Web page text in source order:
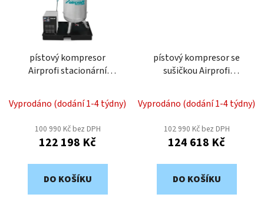
pístový kompresor
Airprofi stacionární
Vyprodáno (dodání 1-4 týdny)
100 990 Kč bez DPH
122 198 Kč
DO KOŠÍKU
pístový kompresor se
sušičkou Airprofi
2024712KK
Vyprodáno (dodání 1-4 týdny)
102 990 Kč bez DPH
124 618 Kč
DO KOŠÍKU